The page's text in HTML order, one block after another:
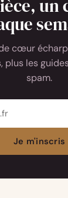
un
cœur
plus les
spam.
Je m'inscris